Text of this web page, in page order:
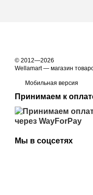
© 2012—2026
Wellamart — магазин
Мобильная версия
Принимаем к
Мы в соцсетях